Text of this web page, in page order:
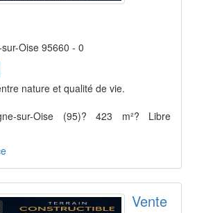
Oise 95660 - 0
nature et qualité de vie.
sur-Oise (95)? 423 m²? Libre
Vente